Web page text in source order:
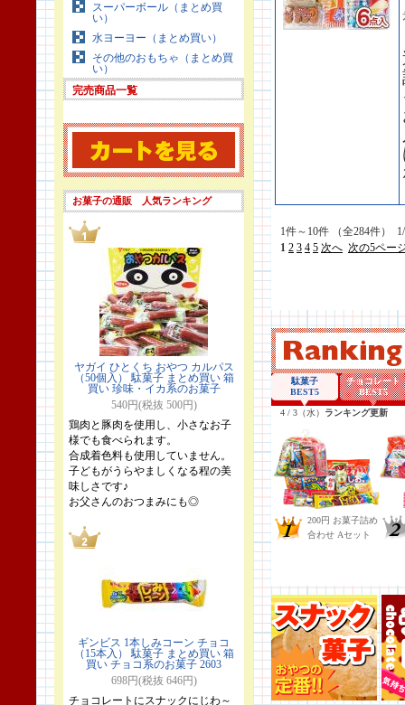
スーパーボール（まとめ買
い）
水ヨーヨー（まとめ買い）
その他のおもちゃ（まとめ買
い）
完売商品一覧
お菓子の通販 人気ランキング
ヤガイ ひとくち おやつ カルパス
（50個入） 駄菓子 まとめ買い 箱
買い 珍味・イカ系のお菓子
540円(税抜 500円)
鶏肉と豚肉を使用し、小さなお子
様でも食べられます。
合成着色料も使用していません。
子どもがうらやましくなる程の美
味しさです♪
お父さんのおつまみにも◎
ギンビス 1本しみコーン チョコ
（15本入） 駄菓子 まとめ買い 箱
買い チョコ系のお菓子 2603
698円(税抜 646円)
チョコレートにスナックにじわ～
1件～10件 （全284件）
1 2 3 4 5 次へ 次の5ペー